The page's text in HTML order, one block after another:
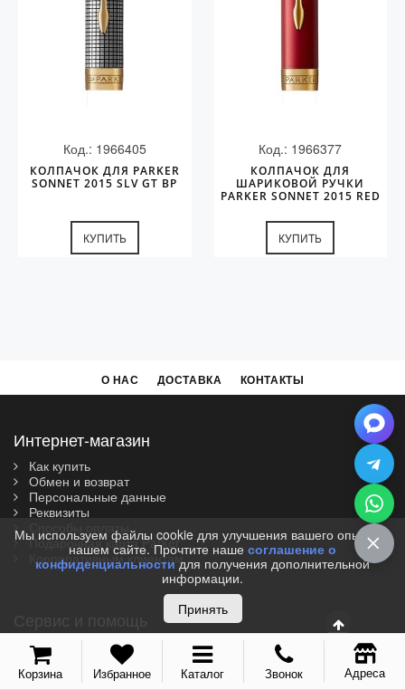
Код.: 1966405
КОЛПАЧОК ДЛЯ PARKER
SONNET 2015 SLV GT BP
КУПИТЬ
Код.: 1966377
КОЛПАЧОК ДЛЯ
ШАРИКОВОЙ РУЧКИ
PARKER SONNET 2015 RED
КУПИТЬ
О НАС ДОСТАВКА КОНТАКТЫ
Интернет-магазин
Как купить
Обмен и возврат
Персональные данные
Реквизиты
Способы оплаты
Подарочная карта Parker
Корпоративным клиентам
Выбрать шрифт
Гарантия
Сервисный центр
Корзина Избранное Каталог Звонок Адреса
Мы используем файлы cookie для улучшения вашего опыта на
нашем сайте. Прочтите наше соглашение о
конфиденциальности для получения дополнительной
информации.
Принять